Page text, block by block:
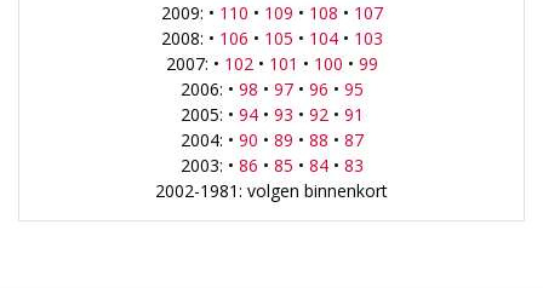
2009: • 110 • 109 • 108 • 107
2008: • 106 • 105 • 104• 103
2007: • 102• 101 • 100 • 99
2006: • 98 • 97• 96 • 95
2005: • 94• 93 • 92• 91
2004: • 90 • 89 • 88 • 87
2003: • 86 • 85 • 84• 83
2002-1981: volgen binnenkort